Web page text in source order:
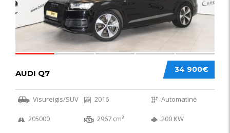
34 900€
AUDI Q7
Visureigis/SUV 2016 Automatinė
205000 2967 cm³ 200 KW